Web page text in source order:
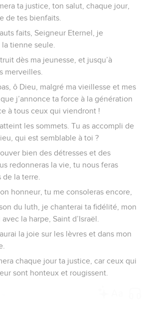
ta justice, ton salut, chaque jour,
de tes bienfaits.
faits, Seigneur Eternel, je
tienne seule.
dès ma jeunesse, et jusqu’à
merveilles.
ô Dieu, malgré ma vieillesse et mes
j’annonce ta force à la génération
à tous ceux qui viendront !
les sommets. Tu as accompli de
qui est semblable à toi ?
bien des détresses et des
redonneras la vie, tu nous feras
la terre.
honneur, tu me consoleras encore,
du luth, je chanterai ta fidélité, mon
la harpe, Saint d’Israël.
la joie sur les lèvres et dans mon
chaque jour ta justice, car ceux qui
sont honteux et rougissent.